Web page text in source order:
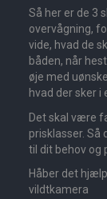
Så her er de 3
overvågning,
vide, hvad de
båden, når
øje med
hvad der sker i
Det skal være
prisklasser. Så
til dit behov og
Håber det
vildtkamera